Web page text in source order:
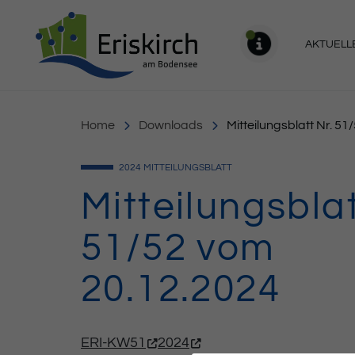
Home Downloads Mitteilungsblatt Nr.
2024 MITTEILUNGSBLATT
51/52 vom
20.12.2024
ERI-KW51 2024